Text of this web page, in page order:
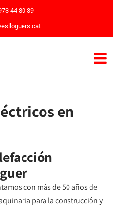
44 80 39
en
con más de 50 años de
para la construcción y